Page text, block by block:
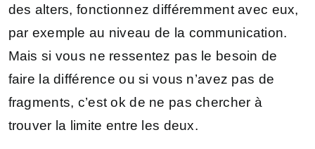
des alters, fonctionnez différemment avec eux,
par exemple au niveau de la communication.
Mais si vous ne ressentez pas le besoin de
faire la différence ou si vous n’avez pas de
fragments, c’est ok de ne pas chercher à
trouver la limite entre les deux.